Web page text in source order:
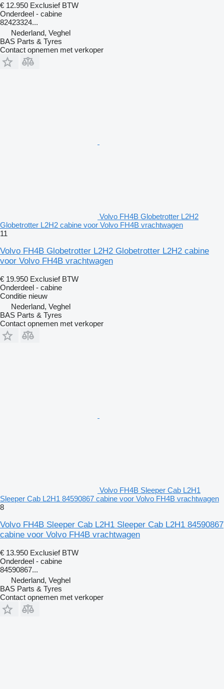
€ 12.950 Exclusief BTW
Onderdeel - cabine
82423324...
Nederland, Veghel
BAS Parts & Tyres
Contact opnemen met verkoper
Volvo FH4B Globetrotter L2H2
Globetrotter L2H2 cabine voor Volvo FH4B vrachtwagen
11
Volvo FH4B Globetrotter L2H2 Globetrotter L2H2 cabine
voor Volvo FH4B vrachtwagen
€ 19.950 Exclusief BTW
Onderdeel - cabine
Conditie nieuw
Nederland, Veghel
BAS Parts & Tyres
Contact opnemen met verkoper
Volvo FH4B Sleeper Cab L2H1
Sleeper Cab L2H1 84590867 cabine voor Volvo FH4B vrachtwagen
8
Volvo FH4B Sleeper Cab L2H1 Sleeper Cab L2H1 84590867
cabine voor Volvo FH4B vrachtwagen
€ 13.950 Exclusief BTW
Onderdeel - cabine
84590867...
Nederland, Veghel
BAS Parts & Tyres
Contact opnemen met verkoper